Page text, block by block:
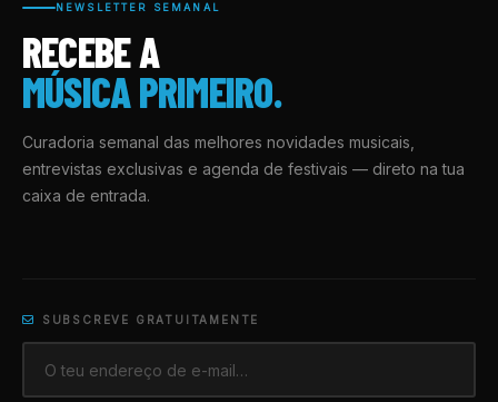
NEWSLETTER SEMANAL
RECEBE A
MÚSICA PRIMEIRO.
Curadoria semanal das melhores novidades musicais,
entrevistas exclusivas e agenda de festivais — direto na tua
caixa de entrada.
SUBSCREVE GRATUITAMENTE